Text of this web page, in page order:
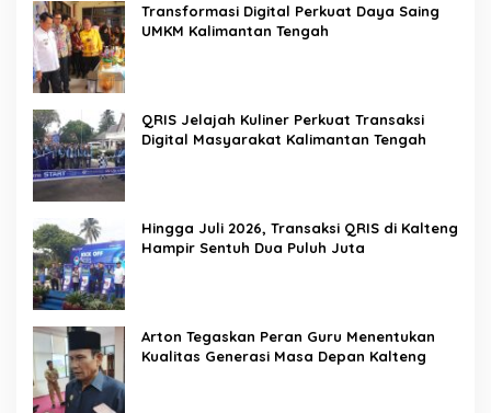
Transformasi Digital Perkuat Daya Saing
UMKM Kalimantan Tengah
QRIS Jelajah Kuliner Perkuat Transaksi
Digital Masyarakat Kalimantan Tengah
Hingga Juli 2026, Transaksi QRIS di Kalteng
Hampir Sentuh Dua Puluh Juta
Arton Tegaskan Peran Guru Menentukan
Kualitas Generasi Masa Depan Kalteng